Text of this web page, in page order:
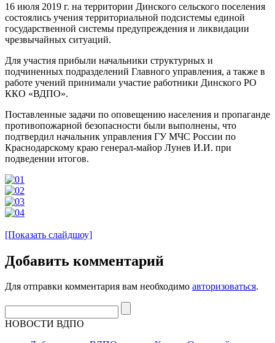
16 июля 2019 г. на территории Динского сельского поселения
состоялись учения территориальной подсистемы единой
государственной системы предупреждения и ликвидации
чрезвычайных ситуаций.
Для участия прибыли начальники структурных и
подчиненных подразделений Главного управления, а также в
работе учений принимали участие работники Динского РО
ККО «ВДПО».
Поставленные задачи по оповещению населения и пропаганде
противопожарной безопасности были выполнены, что
подтвердил начальник управления ГУ МЧС России по
Краснодарскому краю генерал-майор Лунев И.И. при
подведении итогов.
[Показать слайдшоу]
Добавить комментарий
Для отправки комментария вам необходимо авторизоваться.
НОВОСТИ ВДПО